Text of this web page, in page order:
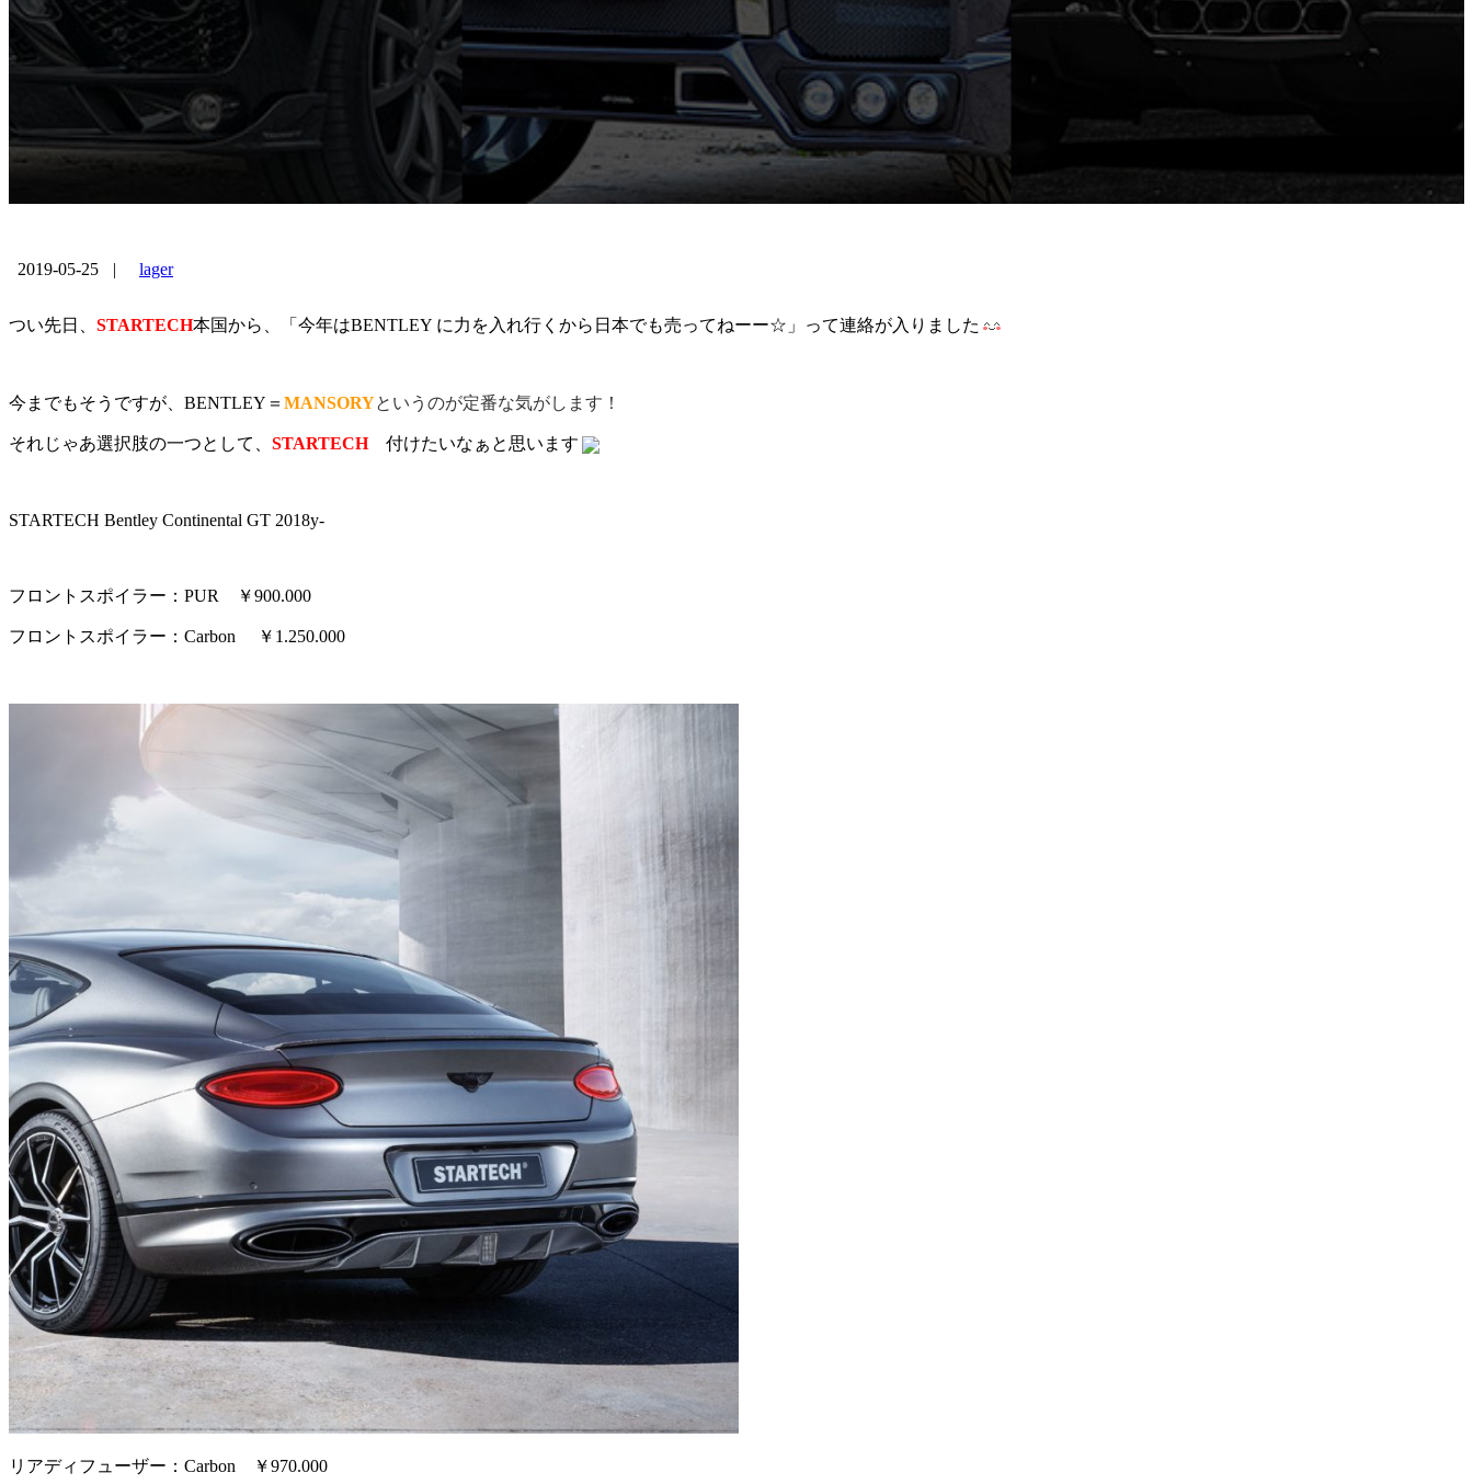
2019-05-25 | lager
つい先日、 STARTECH本国から、「今年はBENTLEY に力を入れ行くから日本でも売ってねーー☆」って連絡が入りました
今までもそうですが、BENTLEY＝ MANSORYというのが定番な気がします！
それじゃあ選択肢の一つとして、 STARTECH付けたいなぁと思います
STARTECH Bentley Continental GT 2018y-
フロントスポイラー：PUR ￥900.000
フロントスポイラー：Carbon ￥1.250.000
リアディフューザー：Carbon ￥970.000